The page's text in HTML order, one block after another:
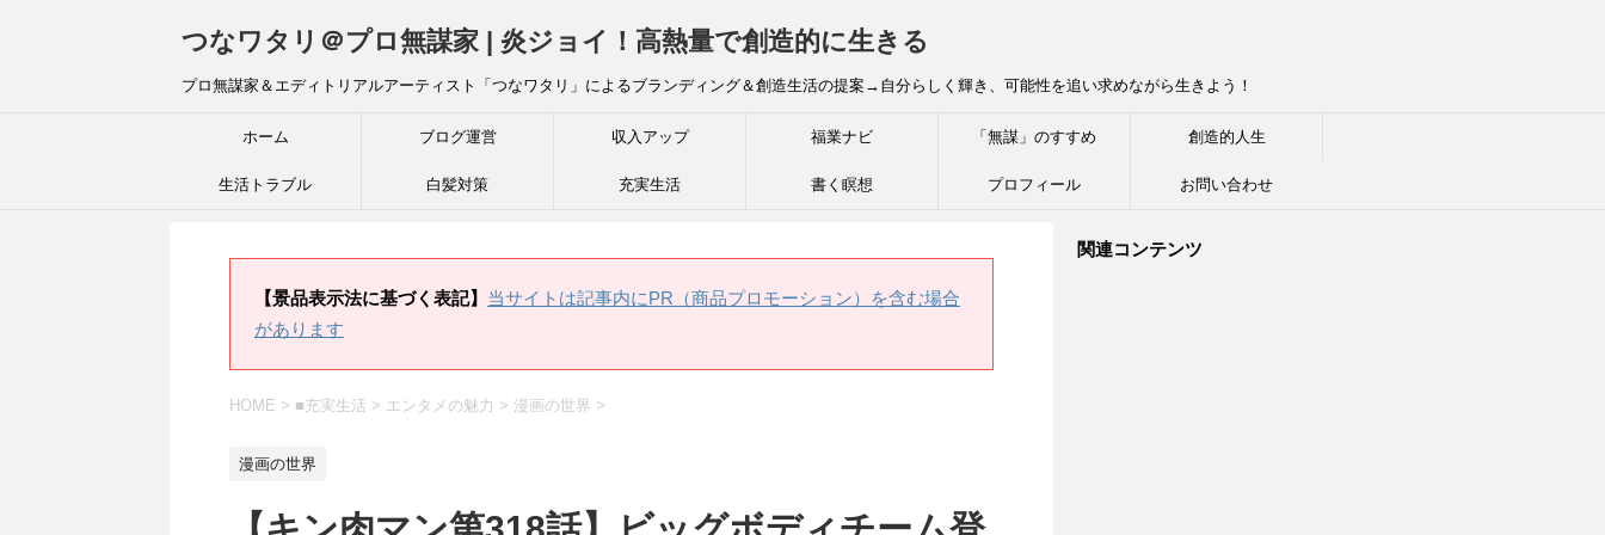
つなワタリ＠プロ無謀家 | 炎ジョイ！高熱量で創造的に生きる
プロ無謀家＆エディトリアルアーティスト「つなワタリ」によるブランディング＆創造生活の提案→自分らしく輝き、可能性を追い求めながら生きよう！
ホーム ブログ運営 収入アップ 福業ナビ 「無謀」のすすめ 創造的人生
生活トラブル 白髪対策 充実生活 書く瞑想 プロフィール お問い合わせ
【景品表示法に基づく表記】 当サイトは記事内にPR（商品プロモーション）を含む場合
があります
HOME > ■充実生活 > エンタメの魅力 > 漫画の世界 >
漫画の世界
関連コンテンツ